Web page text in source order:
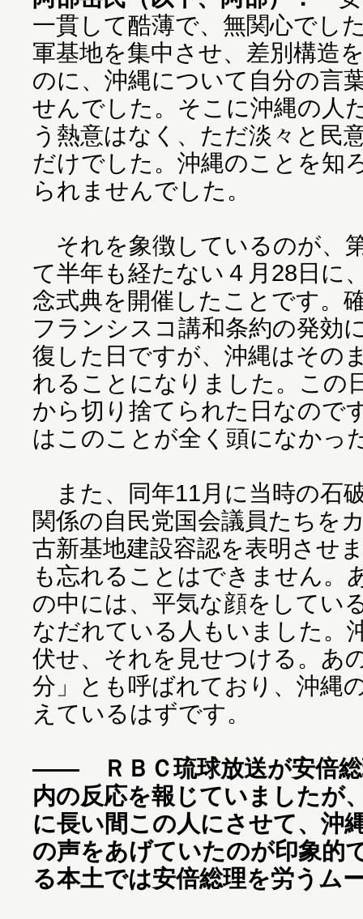
一貫して酷薄で、無関心でし
軍基地を集中させ、差別構造
のに、沖縄について自分の言
せんでした。そこに沖縄の人
う熱意はなく、ただ淡々と民
だけでした。沖縄のことを知
られませんでした。
それを象徴しているのが、
て半年も経たない４月28日に
念式典を開催したことです。
フランシスコ講和条約の発効
復した日ですが、沖縄はその
れることになりました。この
から切り捨てられた日なので
はこのことが全く頭になかっ
また、同年11月に当時の石
関係の自民党国会議員たちを
古新基地建設容認を表明させ
も忘れることはできません。
の中には、平気な顔をしてい
なだれている人もいました。
伏せ、それを見せつける。あ
分」とも呼ばれており、沖縄
えているはずです。
―― ＲＢＣ琉球放送が安倍総
内の反応を報じていましたが
に長い間この人にさせて、沖
の声をあげていたのが印象的
る本土では安倍総理を労うム